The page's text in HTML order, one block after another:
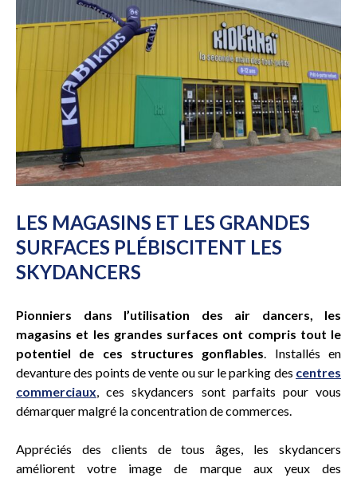
LES MAGASINS ET LES GRANDES
SURFACES PLÉBISCITENT LES
SKYDANCERS
Pionniers dans l’utilisation des air dancers, les
magasins et les grandes surfaces ont compris tout le
potentiel de ces structures gonflables . Installés en
devanture des points de vente ou sur le parking des centres
commerciaux , ces skydancers sont parfaits pour vous
démarquer malgré la concentration de commerces.
Appréciés des clients de tous âges, les skydancers
améliorent votre image de marque aux yeux des